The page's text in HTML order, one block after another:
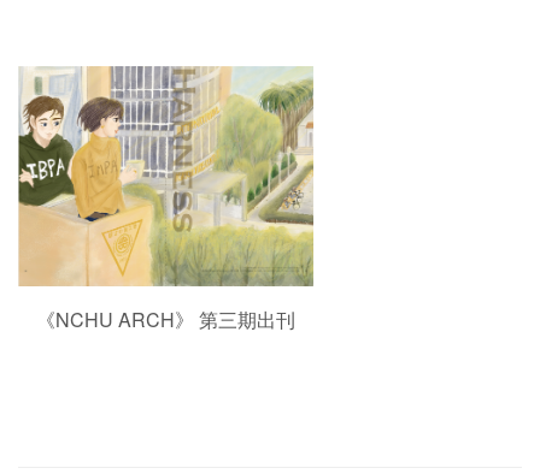
《NCHU ARCH》 第三期出刊